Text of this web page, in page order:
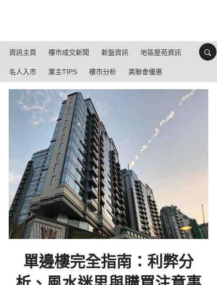
資訊主頁 樓市成交新聞 新盤資訊 地區屋苑資訊
名人入市 業主TIPS 樓市分析 美聯會優惠
單邊樓完全指南：利弊分